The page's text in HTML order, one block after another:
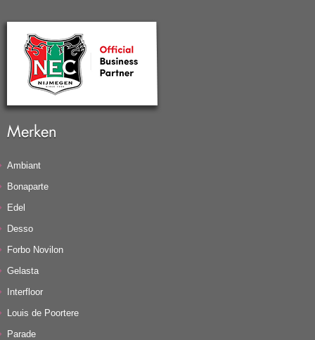
Merken
Ambiant
Bonaparte
Edel
Desso
Forbo Novilon
Gelasta
Interfloor
Louis de Poortere
Parade